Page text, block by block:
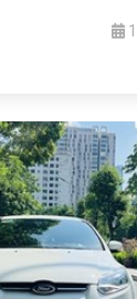
đọc bài viết